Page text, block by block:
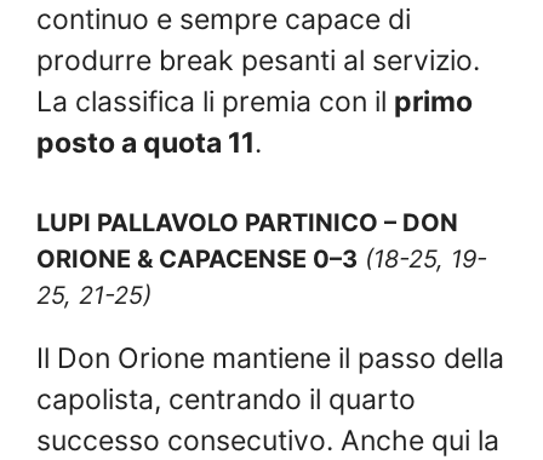
continuo e sempre capace di
produrre break pesanti al servizio.
La classifica li premia con il primo
posto a quota 11.
LUPI PALLAVOLO PARTINICO – DON
ORIONE & CAPACENSE 0–3 (18-25, 19-
25, 21-25)
Il Don Orione mantiene il passo della
capolista, centrando il quarto
successo consecutivo. Anche qui la